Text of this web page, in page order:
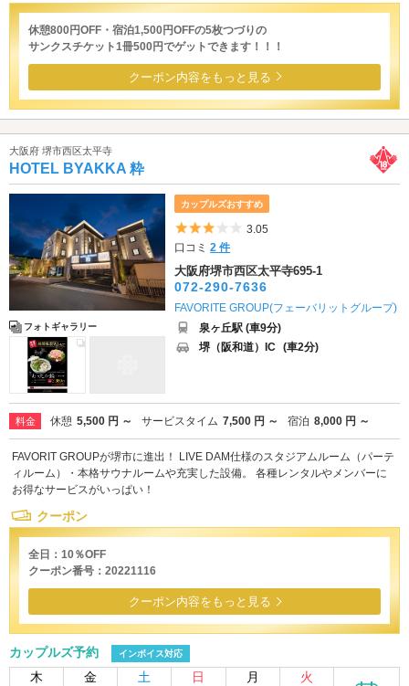
休憩800円OFF・宿泊1,500円OFFの5枚つづりの
サンクスチケット1冊500円でゲットできます！！！
クーポン内容をもっと見る
大阪府 堺市西区太平寺
HOTEL BYAKKA 粋
フォトギャラリー
カップルズおすすめ
5つ星のうち3
3.05
口コミ2 件
大阪府堺市西区太平寺695-1
072-290-7636
FAVORITE GROUP(フェーバリットグループ)
泉ヶ丘駅 (車9分)
堺（阪和道）IC (車2分)
料金 休憩 5,500 円 ～ サービスタイム 7,500 円 ～ 宿泊 8,000 円 ～
FAVORIT GROUPが堺市に進出！ LIVE DAM仕様のスタジアムルーム（パーテ
ィルーム）・本格サウナルームや充実した設備。 各種レンタルやメンバーに
お得なサービスがいっぱい！
クーポン
全日：10％OFF
クーポン番号：20221116
クーポン内容をもっと見る
カップルズ予約 インボイス対応
木 金 土 日 月 火